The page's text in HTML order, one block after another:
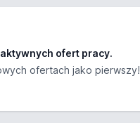
ofert pracy.
ofertach jako pierwszy!